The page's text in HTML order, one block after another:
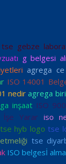
tse gebze
g belgesi
agrega
ISO 14001
nedir agrega
inşaat ISO
Yarar iso
tse hyb logo tse
tse
ISO belgesİ